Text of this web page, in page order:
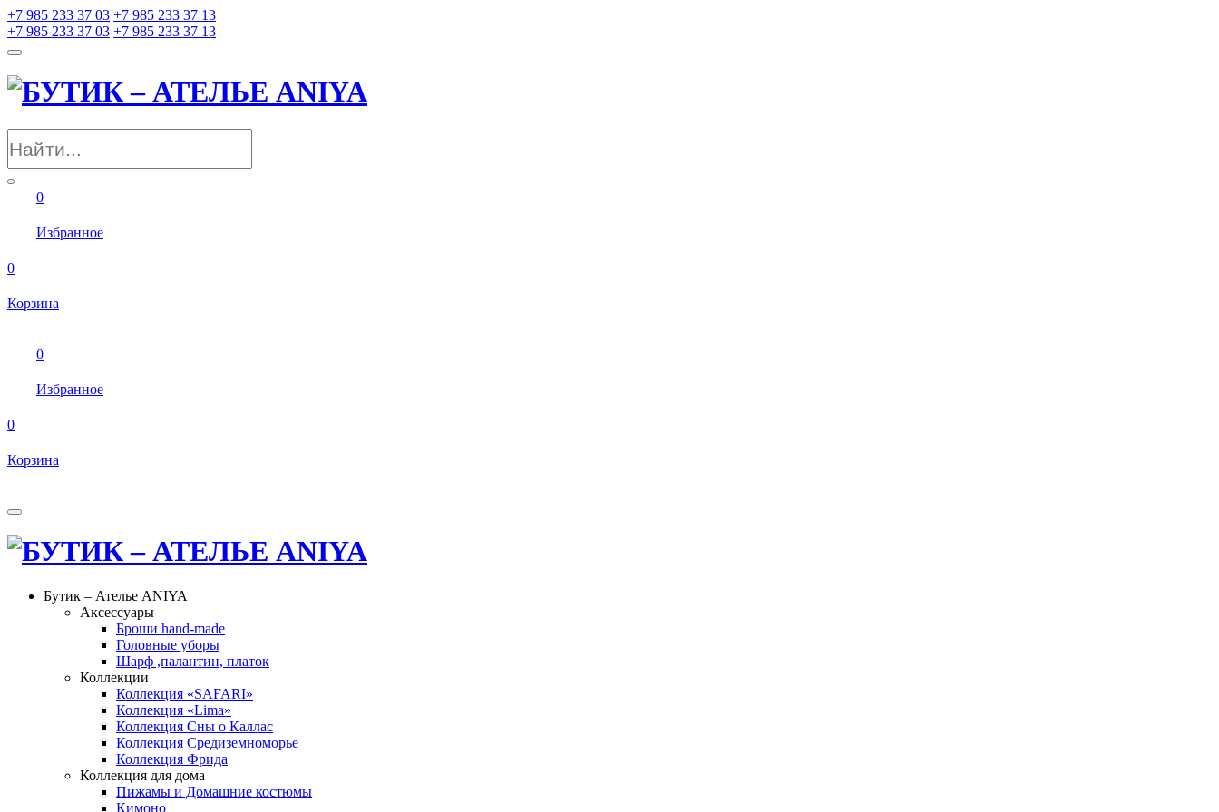
+7 985 233 37 03 +7 985 233 37 13
+7 985 233 37 03 +7 985 233 37 13
0
Избранное
0
Корзина
0
Избранное
0
Корзина
Бутик – Ателье ANIYA
Аксессуары
Броши hand-made
Головные уборы
Шарф ,палантин, платок
Коллекции
Коллекция «SAFARI»
Коллекция «Lima»
Коллекция Сны о Каллас
Коллекция Средиземноморье
Коллекция Фрида
Коллекция для дома
Пижамы и Домашние костюмы
Кимоно